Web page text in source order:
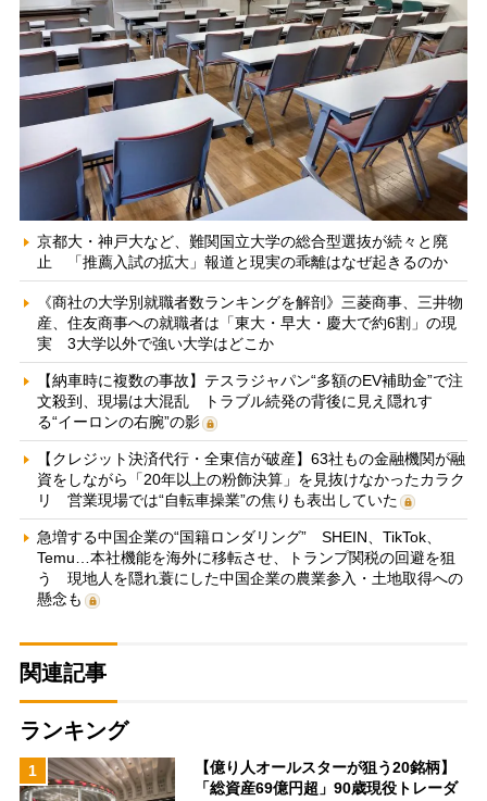
京都大・神戸大など、難関国立大学の総合型選抜が続々と廃
止 「推薦入試の拡大」報道と現実の乖離はなぜ起きるのか
《商社の大学別就職者数ランキングを解剖》三菱商事、三井物
産、住友商事への就職者は「東大・早大・慶大で約6割」の現
実 3大学以外で強い大学はどこか
【納車時に複数の事故】テスラジャパン“多額のEV補助金”で注
文殺到、現場は大混乱 トラブル続発の背後に見え隠れす
る“イーロンの右腕”の影
【クレジット決済代行・全東信が破産】63社もの金融機関が融
資をしながら「20年以上の粉飾決算」を見抜けなかったカラク
リ 営業現場では“自転車操業”の焦りも表出していた
急増する中国企業の“国籍ロンダリング” SHEIN、TikTok、
Temu…本社機能を海外に移転させ、トランプ関税の回避を狙
う 現地人を隠れ蓑にした中国企業の農業参入・土地取得への
懸念も
関連記事
ランキング
1
【億り人オールスターが狙う20銘柄】
「総資産69億円超」90歳現役トレーダ